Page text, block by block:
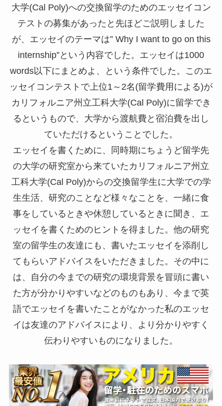
大学(Cal Poly)への交換留学のためのエッセイコン
テストの募集があったと先ほどご説明しました
が、エッセイのテーマは” Why I want to go on this
internship”という内容でした。エッセイは1000
words以下にまとめよ、という条件でした。このエ
ッセイコンテストで上位1～2名(留学費用による)が
カリフォルニア州立工科大学(Cal Poly)に留学でき
るというもので、大学から渡航費と宿泊費を出し
ていただけるということでした。
エッセイを書くために、同時期にちょうど留学先
の大学の研究室から来ていたカリフォルニア州立
工科大学(Cal Poly)からの交換留学生に大学での学
生生活、研究のことなど様々なことを、一緒に食
事をしているときや休憩しているときに聞き、エ
ッセイを書くためのヒントを得ました。他の研究
室の留学生の友達にも、書いたエッセイを添削し
てもらいアドバイスをいただきました。その中に
は、自分の今までの研究の環境背景を冒頭に書い
た方が分かりやすいなどのものもあり、今まで英
語でエッセイを書いたことがなかった私のエッセ
イは友達のアドバイスにより、より分かりやすく
伝わりやすいものになりました。